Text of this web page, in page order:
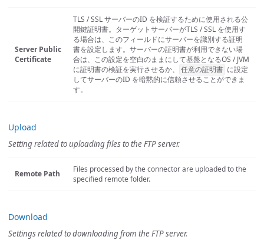
Server Public
Certificate
TLS / SSL サーバーのID を検証するために使用される公
開鍵証明書。ターゲットサーバーがTLS / SSL を使用す
る場合は、このフィールドにサーバーを識別する証明
書を設定します。サーバーの証明書が利用できない場
合は、この設定を空白のままにして基盤となるOS / JVM
に証明書の検証を実行させるか、
任意の証明書 に設定
してサーバーのID を暗黙的に信頼させることができま
す。
Upload
Setting related to uploading files to the FTP server.
Remote Path
Files processed by the connector are uploaded to the
specified remote folder.
Download
Settings related to downloading from the FTP server.